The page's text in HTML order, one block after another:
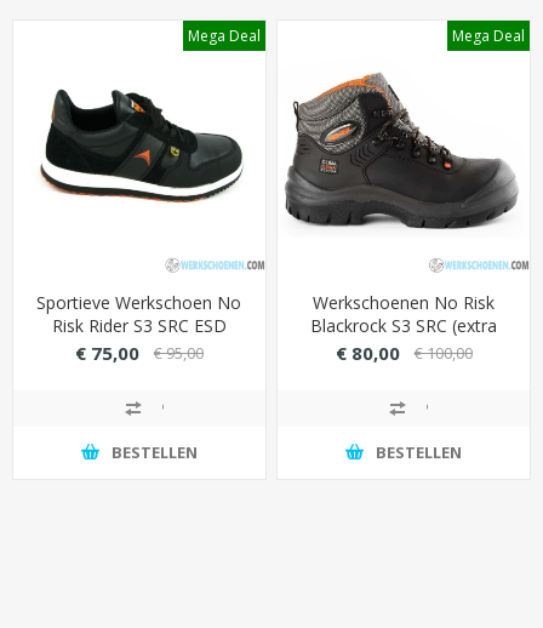
Mega Deal
Sportieve Werkschoen No
Risk Rider S3 SRC ESD
€ 75,00 € 95,00
BESTELLEN
Mega Deal
Werkschoenen No Risk
Blackrock S3 SRC (extra
breed model)
€ 80,00 € 100,00
BESTELLEN